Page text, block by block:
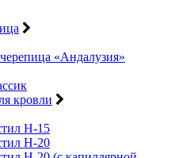
«Андалузия»
кровли
Н-15
Н-20